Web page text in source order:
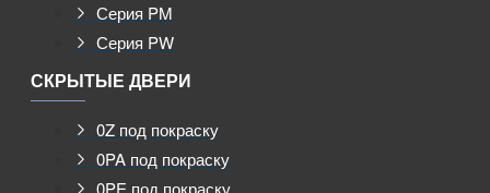
Серия PM
Серия PW
СКРЫТЫЕ ДВЕРИ
0Z под покраску
0PA под покраску
0PE под покраску